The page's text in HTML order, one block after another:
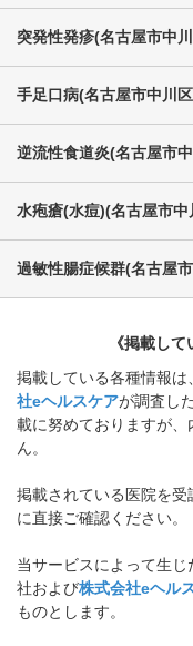
突発性発疹(名古屋市中
手足口病(名古屋市中川区
逆流性食道炎(名古屋市
水疱瘡(水痘)(名古屋市中
過敏性腸症候群(名古屋
《掲載し
掲載している各種情報
社eヘルスケアが調査し
載に努めておりますが
ん。
掲載されている医院を
に直接ご確認ください。
当サービスによって生
社および株式会社eヘル
ものとします。